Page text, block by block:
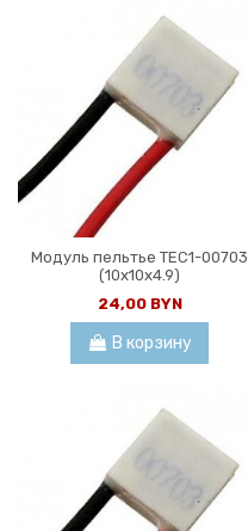
Модуль пельтье TEC1-00703
(10x10x4.9)
24,00 BYN
В корзину